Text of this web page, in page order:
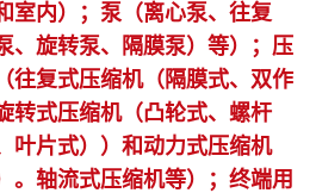
室内）；泵（离心泵、往复
、旋转泵、隔膜泵）等）；压
往复式压缩机（隔膜式、双作
转式压缩机（凸轮式、螺杆
叶片式））和动力式压缩机
。轴流式压缩机等）；终端用